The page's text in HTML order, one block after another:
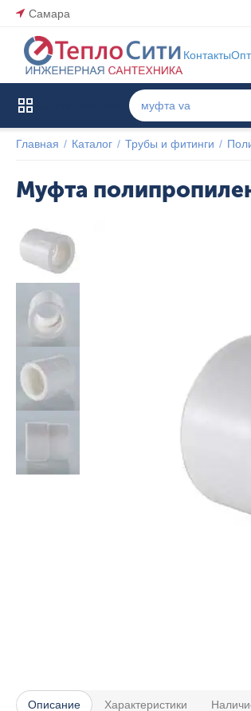
Самара
Контакты
Главная / Каталог / Трубы и фитинги /
Муфта
Популярный
Описание Характеристики